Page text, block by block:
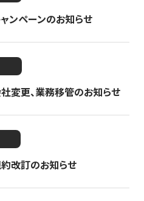
ンペーンのお知らせ
変更、業務移管のお知らせ
約改訂のお知らせ